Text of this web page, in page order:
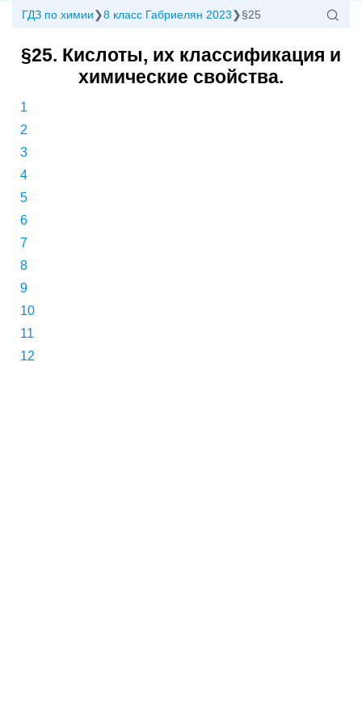
ГДЗ по химии 8 класс Габриелян 2023 §25
§25. Кислоты, их классификация и
химические свойства.
1
2
3
4
5
6
7
8
9
10
11
12